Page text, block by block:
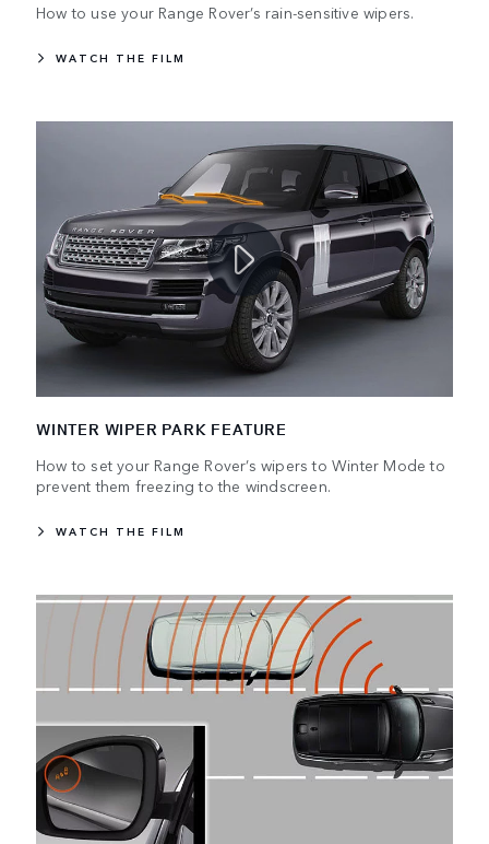
How to use your Range Rover’s rain-sensitive wipers.
WATCH THE FILM
WINTER WIPER PARK FEATURE
How to set your Range Rover’s wipers to Winter Mode to
prevent them freezing to the windscreen.
WATCH THE FILM